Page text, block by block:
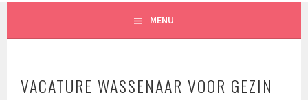
MENU
VACATURE WASSENAAR VOOR GEZIN